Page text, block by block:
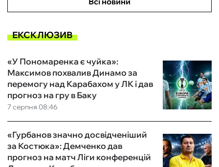
ЕКСКЛЮЗИВ
7 серпня 08:46
«У Пономаренка є чуйка»:
Максимов похвалив Динамо за
перемогу над Карабахом у ЛК і дав
прогноз на гру в Баку
«Гурбанов значно досвідченіший
за Костюка»: Демченко дав
прогноз на матч Ліги конференцій